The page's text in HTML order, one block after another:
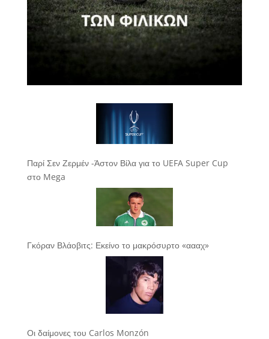
Παρί Σεν Ζερμέν -Άστον Βίλα για το UEFA Super Cup
στο Mega
Γκόραν Βλάοβιτς: Εκείνο το μακρόσυρτο «αααχ»
Οι δαίμονες του Carlos Monzón